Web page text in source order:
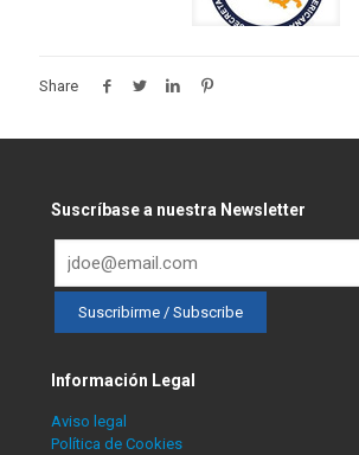
Share
Suscríbase a nuestra Newsletter
Información Legal
Aviso legal
Política de Cookies